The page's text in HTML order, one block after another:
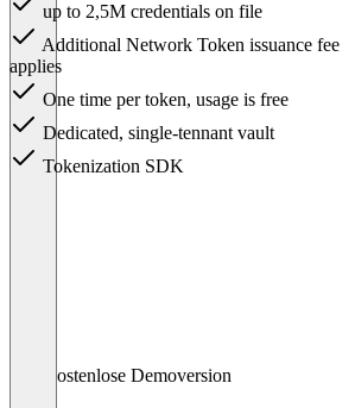
up to 2,5M credentials on file
Additional Network Token issuance fee
applies
One time per token, usage is free
Dedicated, single-tennant vault
Tokenization SDK
Kostenlose Demoversion